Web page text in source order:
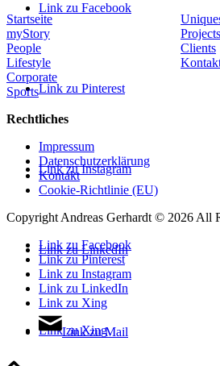
Link zu Facebook
Link zu Pinterest
Link zu Instagram
Link zu LinkedIn
Link zu Xing
Startseite
myStory
People
Lifestyle
Corporate
Sports
Projects
Clients
Rechtliches
Impressum
Datenschutzerklärung
Kontakt
Cookie-Richtlinie (EU)
Copyright Andreas Gerhardt © 2026 All
Link zu Facebook
Link zu Pinterest
Link zu Instagram
Link zu LinkedIn
Link zu Xing
Link zu Mail